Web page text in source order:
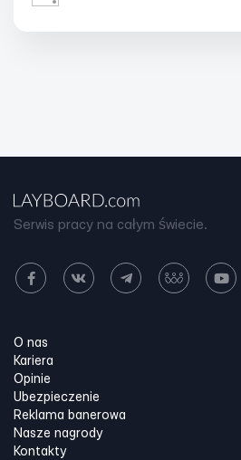
Serwis pracy na całym świecie.
O nas
Kariera
Opinie
Ubezpieczenie
Reklama banerowa
Nasze nagrody
Kontakty